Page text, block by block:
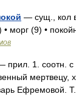
— сущ., кол
• морг (9) •
прил. 1. соотн. с
мертвецу,
Ефремовой.